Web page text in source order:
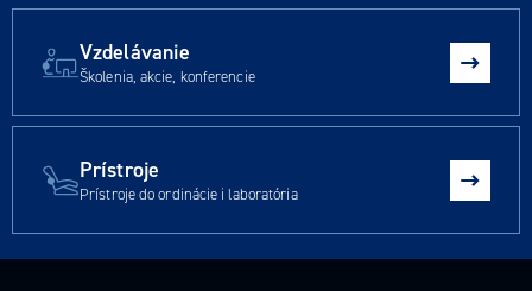
Vzdelávanie
Školenia, akcie, konferencie
Prístroje
Prístroje do ordinácie i laboratória